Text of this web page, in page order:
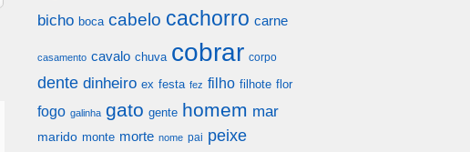
bicho boca cabelo cachorro carne
casamento cavalo chuva cobrar corpo
dente dinheiro ex festa fez filho filhote flor
fogo galinha gato gente homem mar
marido monte morte nome pai peixe